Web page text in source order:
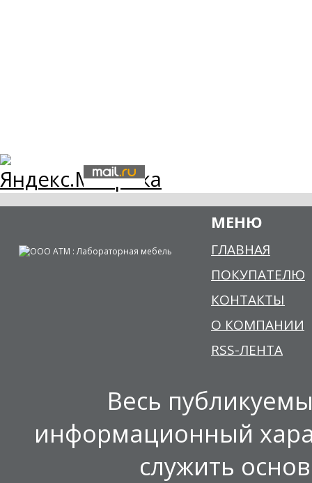
МЕНЮ
ГЛАВНАЯ
ПОКУПАТЕЛЮ
КОНТАКТЫ
О КОМПАНИИ
RSS-ЛЕНТА
Весь
информационный
служить